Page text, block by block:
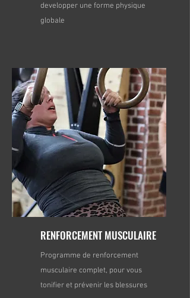
developper une forme physique
globale
RENFORCEMENT MUSCULAIRE
Programme de renforcement
musculaire complet, pour vous
tonifier et prévenir les blessures